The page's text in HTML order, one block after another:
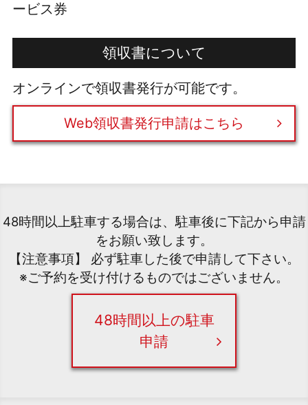
ービス券
領収書について
オンラインで領収書発行が可能です。
Web領収書発行申請はこちら
48時間以上駐車する場合は、駐車後に下記から申請
をお願い致します。
【注意事項】 必ず駐車した後で申請して下さい。
※ご予約を受け付けるものではございません。
48時間以上の駐車
申請